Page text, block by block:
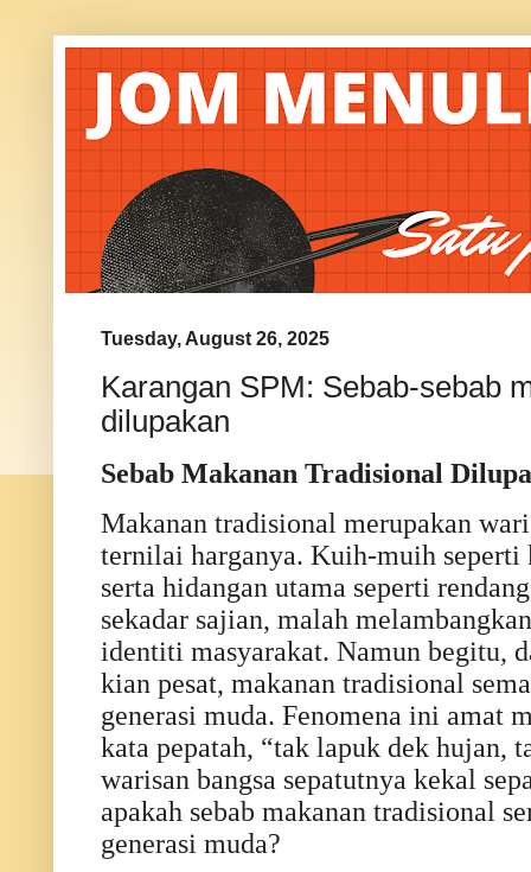
Tuesday, August 26, 2025
Karangan SPM: Sebab-sebab
dilupakan
Sebab Makanan Tradisional
Makanan tradisional merupakan
ternilai harganya. Kuih-muih
serta hidangan utama seperti
sekadar sajian, malah
identiti masyarakat. Namun begitu,
kian pesat, makanan tradisional
generasi muda. Fenomena ini amat
kata pepatah, “tak lapuk dek hujan,
warisan bangsa sepatutnya kekal
apakah sebab makanan tradisional
generasi muda?